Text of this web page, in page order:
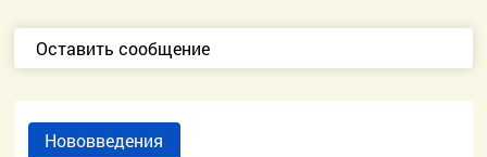
Оставить сообщение
Нововведения